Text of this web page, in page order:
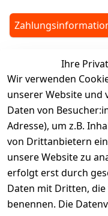
legalDetails
Ihre
Wir verwenden
unserer Website und
Daten von
Adresse), um z.B.
von Drittanbietern
unsere Website zu
erfolgt erst durch
Daten mit Dritten,
benennen. Die
Rechtliches
AGB
Impressum
Datenschutze
Kontakt